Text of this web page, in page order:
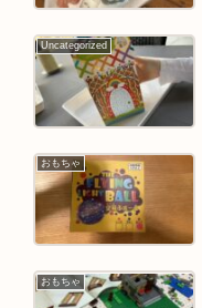
Uncategorized
おもちゃ
おもちゃ